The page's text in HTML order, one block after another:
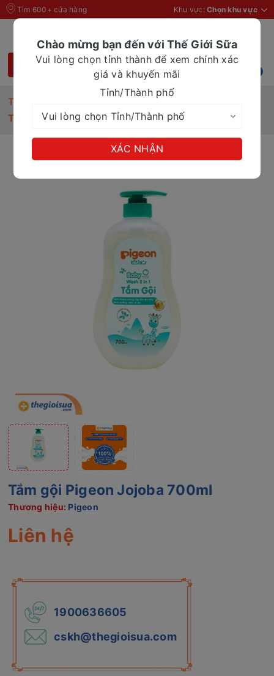
Tìm 600+ cửa hàng Khu vực: Chọn khu vực
Trang chủ
Đồ dùng cho Mẹ & Bé
Tắm gội Pigeon Jojoba 700ml
Tắm gội Pigeon Jojoba 700ml
Thương hiệu: Pigeon
Liên hệ
1900636605
cskh@thegioisua.com
Chào mừng bạn đến với Thế Giới Sữa
Vui lòng chọn tỉnh thành để xem chính xác
giá và khuyến mãi
Tỉnh/Thành phố
XÁC NHẬN